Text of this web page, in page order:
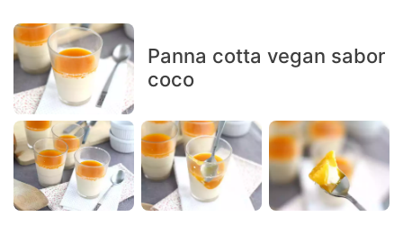
Panna cotta vegan sabor
coco